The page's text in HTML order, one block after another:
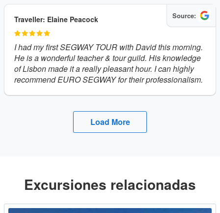
Traveller: Elaine Peacock Source:
I had my first SEGWAY TOUR with David this morning.
He is a wonderful teacher & tour guild. His knowledge
of Lisbon made it a really pleasant hour. I can highly
recommend EURO SEGWAY for their professionalism.
Load More
Excursiones relacionadas